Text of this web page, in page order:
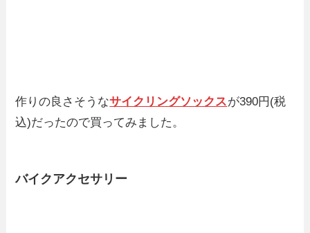
作りの良さそうなサイクリングソックスが390円(税
込)だったので買ってみました。
バイクアクセサリー